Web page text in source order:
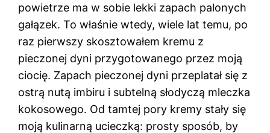
powietrze ma w sobie lekki zapach palonych
gałązek. To właśnie wtedy, wiele lat temu, po
raz pierwszy skosztowałem kremu z
pieczonej dyni przygotowanego przez moją
ciocię. Zapach pieczonej dyni przeplatał się z
ostrą nutą imbiru i subtelną słodyczą mleczka
kokosowego. Od tamtej pory kremy stały się
moją kulinarną ucieczką: prosty sposób, by